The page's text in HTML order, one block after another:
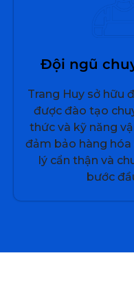
Đội ngũ
Trang Huy sở hữu
được đào tạo
thức và kỹ năng
đảm bảo hàng
lý cẩn thận và
bước